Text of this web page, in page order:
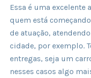
Essa é uma
quem está
de atuação,
cidade, por exemplo.
entregas, seja um
nesses casos algo